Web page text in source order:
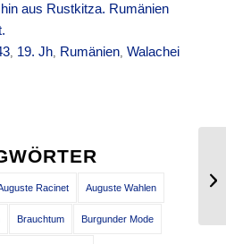
aus Rustkitza. Rumänien
, 19. Jh, Rumänien,Walachei
Racinet Auguste Wahlen
Brauchtum Burgunder Mode